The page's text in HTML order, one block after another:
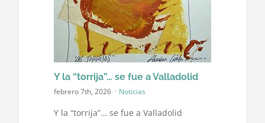
Contacto
Y la “torrija”… se fue a Valladolid
febrero 7th, 2026 · Noticias
Y la “torrija”… se fue a Valladolid